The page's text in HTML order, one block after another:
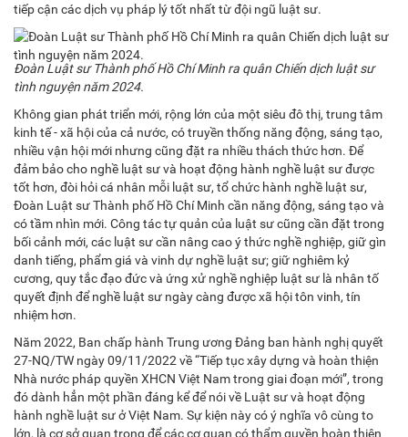
tiếp cận các dịch vụ pháp lý tốt nhất từ đội ngũ luật sư.
Đoàn Luật sư Thành phố Hồ Chí Minh ra quân Chiến dịch luật sư
tình nguyện năm 2024.
Không gian phát triển mới, rộng lớn của một siêu đô thị, trung tâm
kinh tế - xã hội của cả nước, có truyền thống năng động, sáng tạo,
nhiều vận hội mới nhưng cũng đặt ra nhiều thách thức hơn. Để
đảm bảo cho nghề luật sư và hoạt động hành nghề luật sư được
tốt hơn, đòi hỏi cá nhân mỗi luật sư, tổ chức hành nghề luật sư,
Đoàn Luật sư Thành phố Hồ Chí Minh cần năng động, sáng tạo và
có tầm nhìn mới. Công tác tự quản của luật sư cũng cần đặt trong
bối cảnh mới, các luật sư cần nâng cao ý thức nghề nghiệp, giữ gìn
danh tiếng, phẩm giá và vinh dự nghề luật sư; giữ nghiêm kỷ
cương, quy tắc đạo đức và ứng xử nghề nghiệp luật sư là nhân tố
quyết định để nghề luật sư ngày càng được xã hội tôn vinh, tín
nhiệm hơn.
Năm 2022, Ban chấp hành Trung ương Đảng ban hành nghị quyết
27-NQ/TW ngày 09/11/2022 về “Tiếp tục xây dựng và hoàn thiện
Nhà nước pháp quyền XHCN Việt Nam trong giai đoạn mới”, trong
đó dành hẳn một phần đáng kể để nói về Luật sư và hoạt động
hành nghề luật sư ở Việt Nam. Sự kiện này có ý nghĩa vô cùng to
lớn, là cơ sở quan trọng để các cơ quan có thẩm quyền hoàn thiện